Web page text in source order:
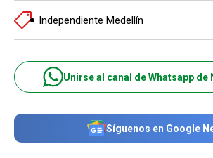
Independiente Medellín
Unirse al canal de Whatsapp de
Síguenos en Google